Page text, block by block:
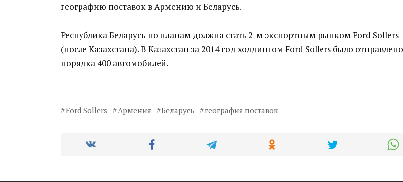
географию поставок в Армению и Беларусь.
Республика Беларусь по планам должна стать 2-м экспортным рынком Ford Sollers
(после Казахстана). В Казахстан за 2014 год холдингом Ford Sollers было отправлено
порядка 400 автомобилей.
Ford Sollers Армения Беларусь география поставок